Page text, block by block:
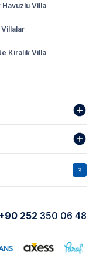
Havuzlu Villa
Villalar
Kiralık Villa
1
1
+90 252 350 06 48